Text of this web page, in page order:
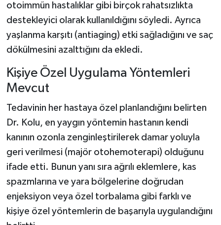
otoimmün hastalıklar gibi birçok rahatsızlıkta
destekleyici olarak kullanıldığını söyledi. Ayrıca
yaşlanma karşıtı (antiaging) etki sağladığını ve saç
dökülmesini azalttığını da ekledi.
Kişiye Özel Uygulama Yöntemleri
Mevcut
Tedavinin her hastaya özel planlandığını belirten
Dr. Kolu, en yaygın yöntemin hastanın kendi
kanının ozonla zenginleştirilerek damar yoluyla
geri verilmesi (majör otohemoterapi) olduğunu
ifade etti. Bunun yanı sıra ağrılı eklemlere, kas
spazmlarına ve yara bölgelerine doğrudan
enjeksiyon veya özel torbalama gibi farklı ve
kişiye özel yöntemlerin de başarıyla uygulandığını